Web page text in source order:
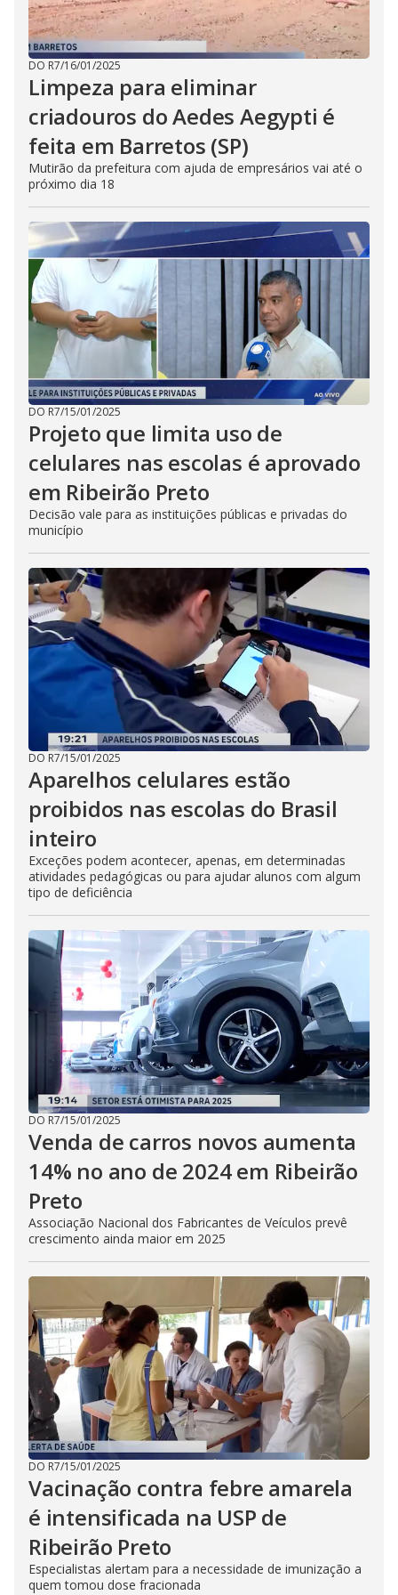
DO R7/16/01/2025
Limpeza para eliminar
criadouros do Aedes Aegypti é
feita em Barretos (SP)
Mutirão da prefeitura com ajuda de empresários vai até o
próximo dia 18
DO R7/15/01/2025
Projeto que limita uso de
celulares nas escolas é aprovado
em Ribeirão Preto
Decisão vale para as instituições públicas e privadas do
município
DO R7/15/01/2025
Aparelhos celulares estão
proibidos nas escolas do Brasil
inteiro
Exceções podem acontecer, apenas, em determinadas
atividades pedagógicas ou para ajudar alunos com algum
tipo de deficiência
DO R7/15/01/2025
Venda de carros novos aumenta
14% no ano de 2024 em Ribeirão
Preto
Associação Nacional dos Fabricantes de Veículos prevê
crescimento ainda maior em 2025
DO R7/15/01/2025
Vacinação contra febre amarela
é intensificada na USP de
Ribeirão Preto
Especialistas alertam para a necessidade de imunização a
quem tomou dose fracionada